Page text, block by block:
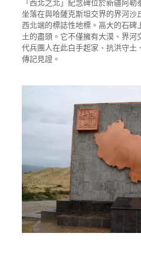
「西北之北」紀念碑位於新疆阿勒
坐落在與哈薩克斯坦交界的界河沙
西北端的標誌性地標。高大的石碑
土的盡頭。它不僅擁有大漠、界河
代兵團人在此白手起家、抗洪守土
傳記見證。